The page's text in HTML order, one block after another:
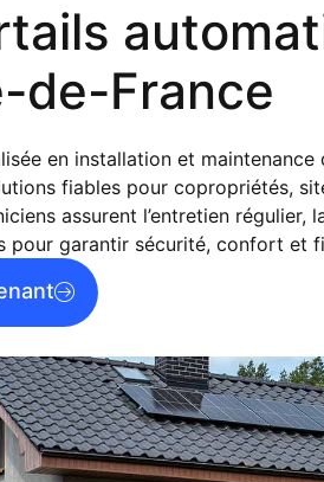
de-France
en installation et
fiables pour copropriétés,
assurent l’entretien régulier,
pour garantir sécurité, confort et